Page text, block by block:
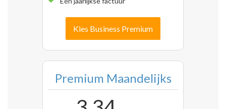
Kies Business Premium
Premium Maandelijks